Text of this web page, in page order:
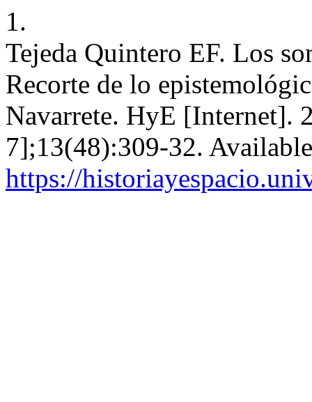
1.
Tejeda Quintero EF. Los
Recorte de lo
Navarrete. HyE [Internet].
7];13(48):309-32.
https://